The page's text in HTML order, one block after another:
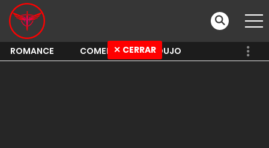
ROMANCE COMEDY SHOUJO
✕ CERRAR